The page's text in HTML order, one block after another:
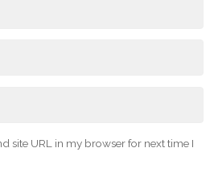
site URL in my browser for next time I